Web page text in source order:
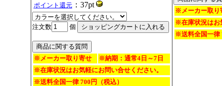
ポイント還元：37pt
注文数 個
※メーカー取り寄せ
※納期：通常4日～7日
※在庫状況はお気軽にお問い合せください。
※送料全国一律 700円（税込）
※メーカー取り
※在庫状況はお
※送料全国一律